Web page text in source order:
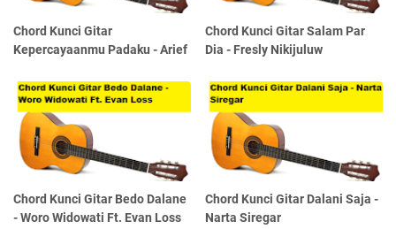
Chord Kunci Gitar
Kepercayaanmu Padaku - Arief
Chord Kunci Gitar Salam Par
Dia - Fresly Nikijuluw
Chord Kunci Gitar Bedo Dalane
- Woro Widowati Ft. Evan Loss
Chord Kunci Gitar Dalani Saja -
Narta Siregar